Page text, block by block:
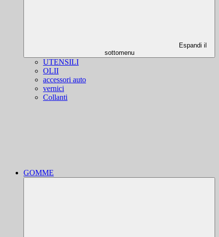
Espandi il
sottomenu
UTENSILI
OLII
accessori auto
vernici
Collanti
GOMME